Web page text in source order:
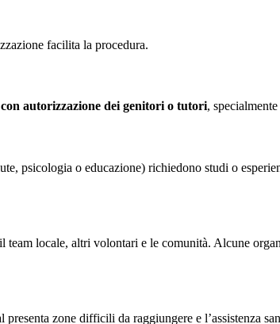
facilita la procedura.
autorizzazione dei genitori o tutori,
psicologia o educazione) richiedono studi o
team locale, altri volontari e le comunità. Alcune
zone difficili da raggiungere e l’assistenza